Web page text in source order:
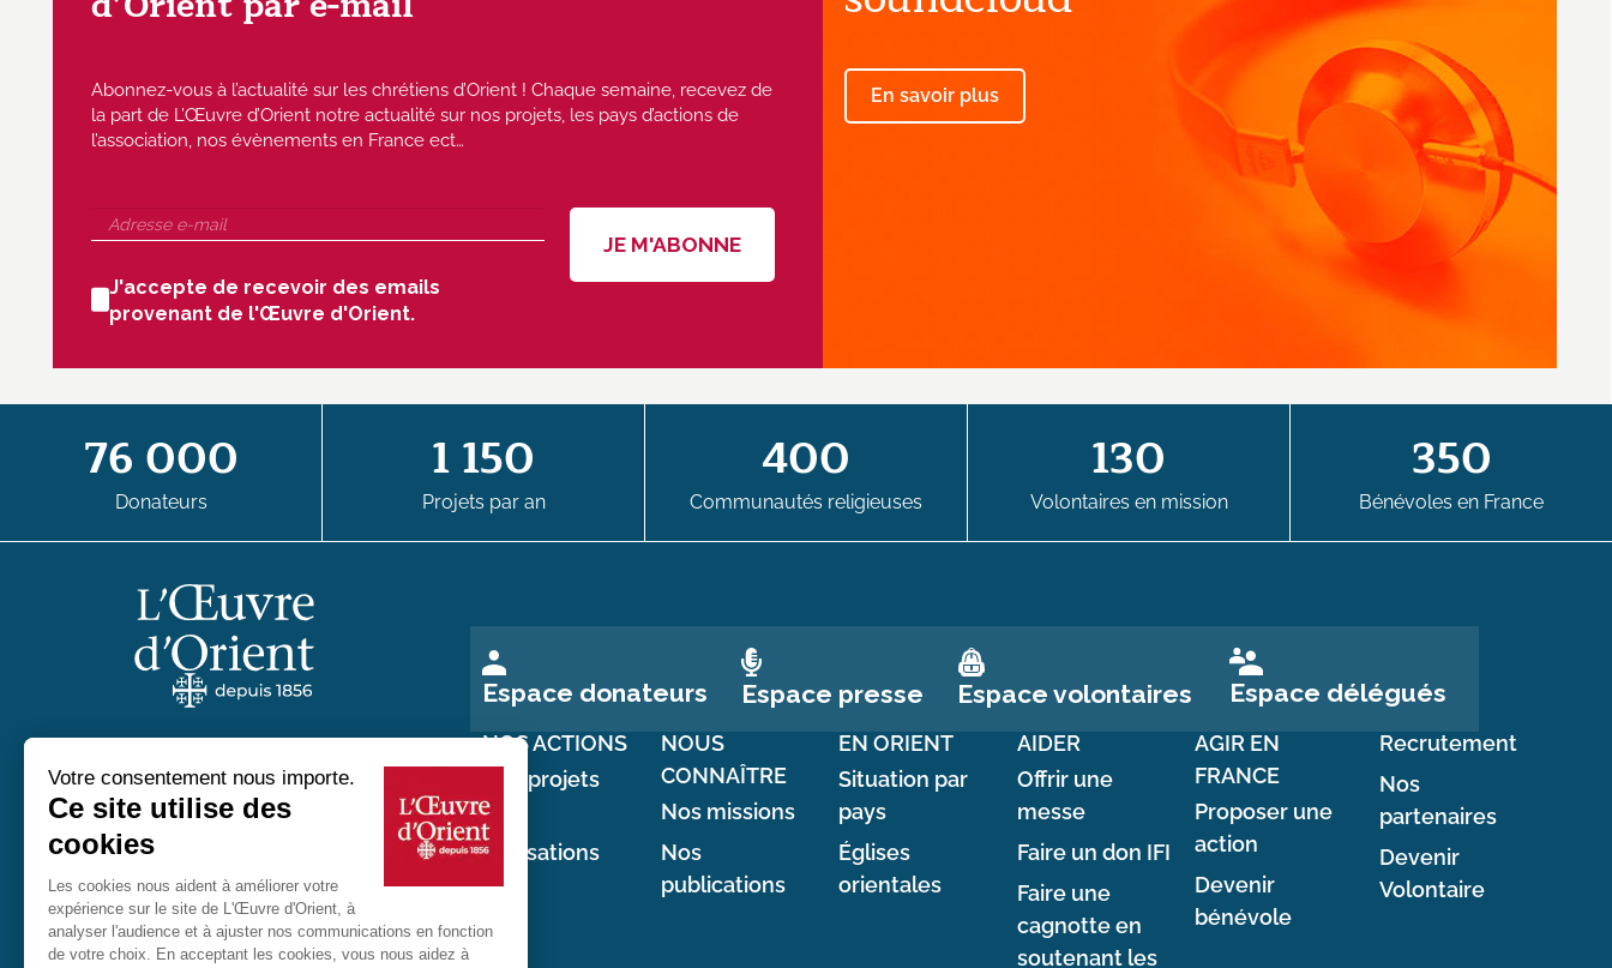
Abonnez-vous à l’actualité sur les chrétiens d’Orient ! Chaque semaine, recevez de
la part de L’Œuvre d’Orient notre actualité sur nos projets, les pays d’actions de
l’association, nos évènements en France ect…
J'accepte de recevoir des emails
provenant de l'Œuvre d'Orient.
En savoir plus
76 000
Donateurs
1 150
Projets par an
400
Communautés religieuses
130
Volontaires en mission
350
Bénévoles en France
Espace donateurs Espace presse Espace volontaires Espace délégués
NOS ACTIONS
Nos projets
Nos
réalisations
NOUS
CONNAÎTRE
Nos missions
Nos
publications
EN ORIENT
Situation par
pays
Églises
orientales
AIDER
Offrir une
messe
Faire un don IFI
Faire une
cagnotte en
soutenant les
AGIR EN
FRANCE
Proposer une
action
Devenir
bénévole
Recrutement
Nos
partenaires
Devenir
Volontaire
Au service des chrétiens d'Orient
01 45 48 54 46
Contactez-nous